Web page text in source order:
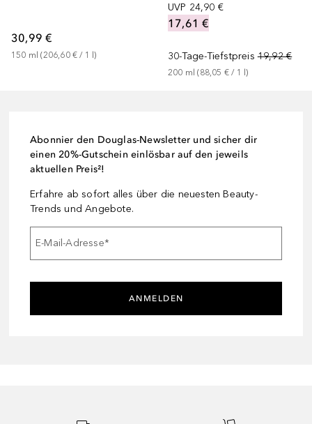
30,99 €
150 ml (206,60 € / 1 l)
UVP 24,90 €
17,61 €
30-Tage-Tiefstpreis 19,92 €
200 ml (88,05 € / 1 l)
Abonnier den Douglas-Newsletter und sicher dir
einen 20%-Gutschein einlösbar auf den jeweils
aktuellen Preis²!
Erfahre ab sofort alles über die neuesten Beauty-
Trends und Angebote.
E-Mail-Adresse*
ANMELDEN